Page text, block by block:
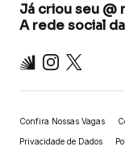
Já criou seu @
A rede social
Inter Instagram
X
Confira Nossas Vagas
Privacidade de Dados